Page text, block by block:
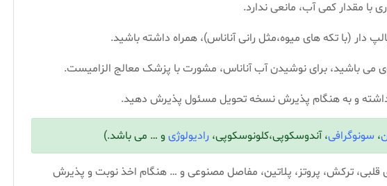
با مقدار کمی آب، مانعی ندارد.
می باشید، برای نوشیدن آب آناناس، مشورت با پزشک معالج الزامیست.
داشته و به هنگام پذیرش نسخه تحویل مسئول پذیرش دهید.
، سونوگرافی، آندوسکوپی،کلونوسکوپی، رادیولوژیو … می باشد.)
ترکش، پروتز، پلاتین، مفاصل مصنوعی و … هنگام اخذ نوبت و پذیرش